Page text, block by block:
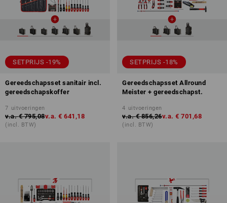
SETPRIJS -19%
Gereedschapsset sanitair incl.
gereedschapskoffer
7 uitvoeringen
v.a. € 795,08v.a. € 641,18
(incl. BTW)
SETPRIJS -18%
Gereedschapsset Allround
Meister + gereedschapst.
4 uitvoeringen
v.a. € 856,26v.a. € 701,68
(incl. BTW)